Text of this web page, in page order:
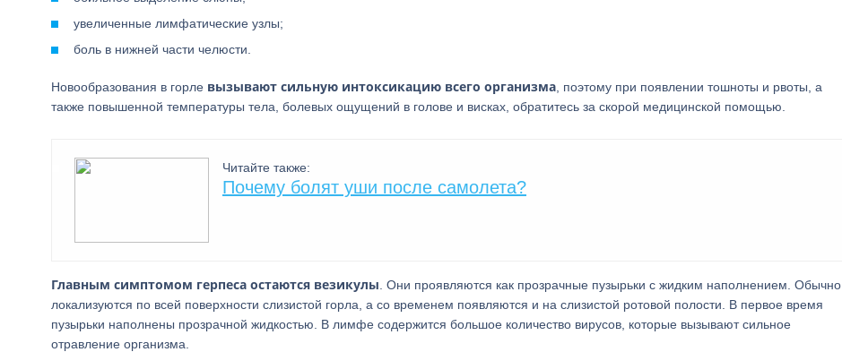
увеличенные лимфатические узлы;
боль в нижней части челюсти.
Новообразования в горле вызывают сильную интоксикацию всего организма , поэтому при появлении тошноты и рвоты, а
также повышенной температуры тела, болевых ощущений в голове и висках, обратитесь за скорой медицинской помощью.
Читайте также:
Почему болят уши после самолета?
Главным симптомом герпеса остаются везикулы . Они проявляются как прозрачные пузырьки с жидким наполнением. Обычно
локализуются по всей поверхности слизистой горла, а со временем появляются и на слизистой ротовой полости. В первое время
пузырьки наполнены прозрачной жидкостью. В лимфе содержится большое количество вирусов, которые вызывают сильное
отравление организма.